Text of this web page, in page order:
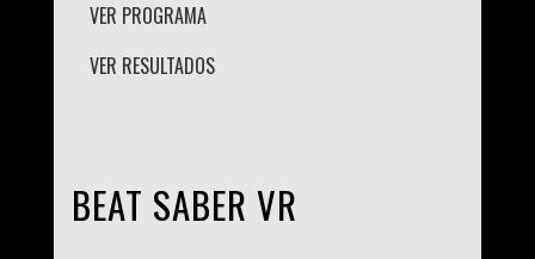
VER PROGRAMA
VER RESULTADOS
BEAT SABER VR